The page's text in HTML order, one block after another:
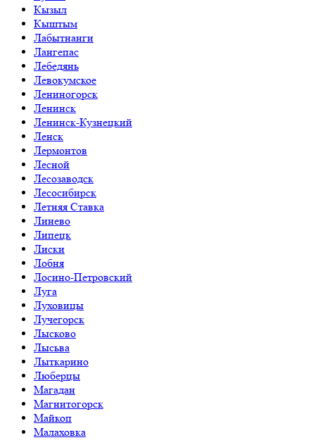
Кызыл
Кыштым
Лабытнанги
Лангепас
Лебедянь
Левокумское
Лениногорск
Ленинск
Ленинск-Кузнецкий
Ленск
Лермонтов
Лесной
Лесозаводск
Лесосибирск
Летняя Ставка
Линево
Липецк
Лиски
Лобня
Лосино-Петровский
Луга
Луховицы
Лучегорск
Лысково
Лысьва
Лыткарино
Люберцы
Магадан
Магнитогорск
Майкоп
Малаховка